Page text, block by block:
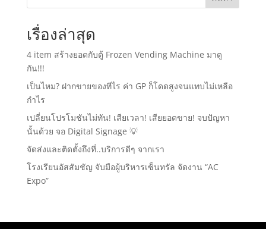
เรื่องล่าสุด
4 item สร้างยอดกับตู้ Frozen Vending Machine มาดู
กัน!!!
เป็นไหม? ฝากขายของทีไร ค่า GP ก็โดดสูงจนแทบไม่เหลือ
กำไร
เปลี่ยนโปรโมชันไม่ทัน! เสียเวลา! เสียยอดขาย! จบปัญหา
นั้นด้วย จอ Digital Signage 💡
จัดส่งและติดตั้งถึงที่..บริการดีๆ จากเรา
โรงเรียนอัสสัมชัญ จับมือผู้บริหารเซ็นทรัล จัดงาน “AC
Expo”